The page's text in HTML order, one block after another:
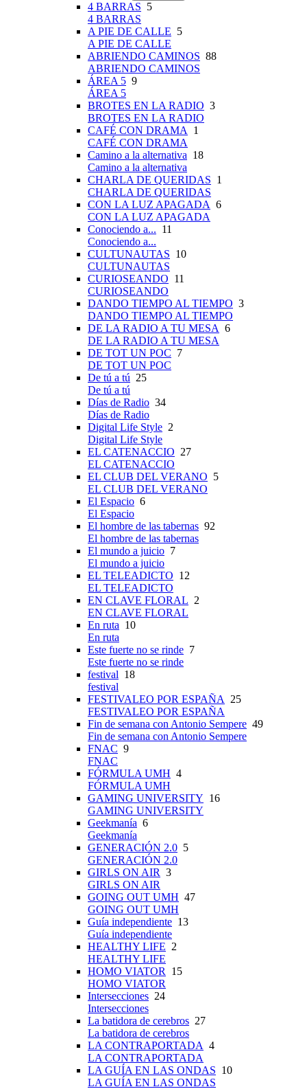
4 BARRAS 5
4 BARRAS
A PIE DE CALLE 5
A PIE DE CALLE
ABRIENDO CAMINOS 88
ABRIENDO CAMINOS
ÁREA 5 9
ÁREA 5
BROTES EN LA RADIO 3
BROTES EN LA RADIO
CAFÉ CON DRAMA
1
CAFÉ CON DRAMA
Camino a la alternativa 18
Camino a la alternativa
CHARLA DE QUERIDAS 1
CHARLA DE QUERIDAS
CON LA LUZ APAGADA 6
CON LA LUZ APAGADA
Conociendo a... 11
Conociendo a...
CULTUNAUTAS 10
CULTUNAUTAS
CURIOSEANDO 11
CURIOSEANDO
DANDO TIEMPO AL TIEMPO 3
DANDO TIEMPO AL TIEMPO
DE LA RADIO A TU MESA 6
DE LA RADIO A TU MESA
DE TOT UN POC 7
DE TOT UN POC
De tú a tú 25
De tú a tú
Días de Radio 34
Días de Radio
Digital Life Style 2
Digital Life Style
EL CATENACCIO 27
EL CATENACCIO
EL CLUB DEL VERANO 5
EL CLUB DEL VERANO
El Espacio 6
El Espacio
El hombre de las tabernas 92
El hombre de las tabernas
El mundo a juicio 7
El mundo a juicio
EL TELEADICTO 12
EL TELEADICTO
EN CLAVE FLORAL 2
EN CLAVE FLORAL
En ruta 10
En ruta
Este fuerte no se rinde 7
Este fuerte no se rinde
festival 18
festival
FESTIVALEO POR ESPAÑA
25
FESTIVALEO POR ESPAÑA
Fin de semana con Antonio Sempere 49
Fin de semana con Antonio Sempere
FNAC 9
FNAC
FÓRMULA UMH 4
FÓRMULA UMH
GAMING UNIVERSITY 16
GAMING UNIVERSITY
Geekmanía 6
Geekmanía
GENERACIÓN 2.0 5
GENERACIÓN 2.0
GIRLS ON AIR 3
GIRLS ON AIR
GOING OUT UMH 47
GOING OUT UMH
Guía independiente 13
Guía independiente
HEALTHY LIFE 2
HEALTHY LIFE
HOMO VIATOR
15
HOMO VIATOR
Intersecciones 24
Intersecciones
La batidora de cerebros 27
La batidora de cerebros
LA CONTRAPORTADA 4
LA CONTRAPORTADA
LA GUÍA EN LAS ONDAS 10
LA GUÍA EN LAS ONDAS